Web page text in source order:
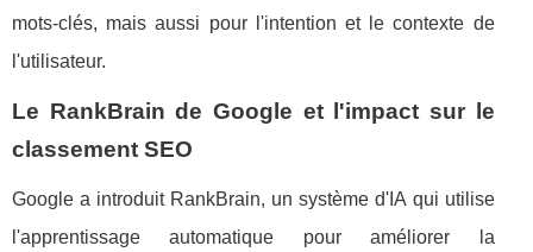
mots-clés, mais aussi pour l'intention et le contexte de
l'utilisateur.
Le RankBrain de Google et l'impact sur le
classement SEO
Google a introduit RankBrain, un système d'IA qui utilise
l'apprentissage automatique pour améliorer la